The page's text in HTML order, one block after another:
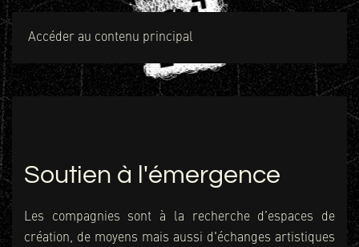
Accéder au contenu principal
MENU
Soutien à l'émergence
Les compagnies sont à la recherche d’espaces de
création, de moyens mais aussi d'échanges artistiques